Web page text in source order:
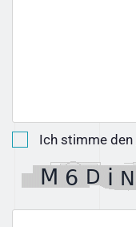
Ich stimme den